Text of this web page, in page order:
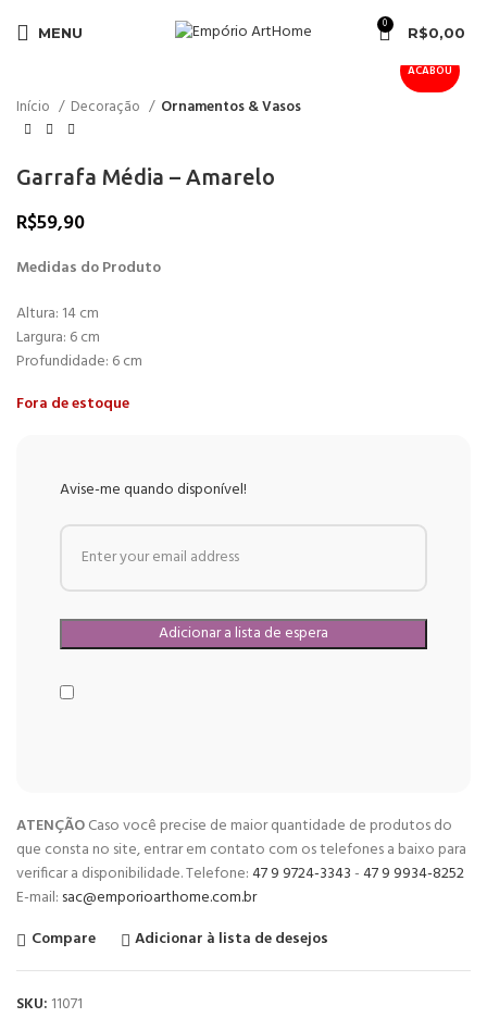
MENU 0 R$0,00
ACABOU
Clique para ampliar
Início Decoração Ornamentos & Vasos
Garrafa Média – Amarelo
R$59,90
Medidas do Produto
Altura: 14 cm
Largura: 6 cm
Profundidade: 6 cm
Fora de estoque
Avise-me quando disponível!
ATENÇÃOCaso você precise de maior quantidade de produtos do
que consta no site, entrar em contato com os telefones a baixo para
verificar a disponibilidade. Telefone:47 9 9724-3343-47 9 9934-8252
E-mail: sac@emporioarthome.com.br
Compare
Adicionar à lista de desejos
SKU: 11071